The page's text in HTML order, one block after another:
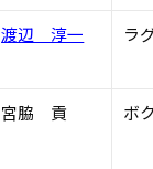
渡辺 淳一 ラ
宮脇 貢 ボ